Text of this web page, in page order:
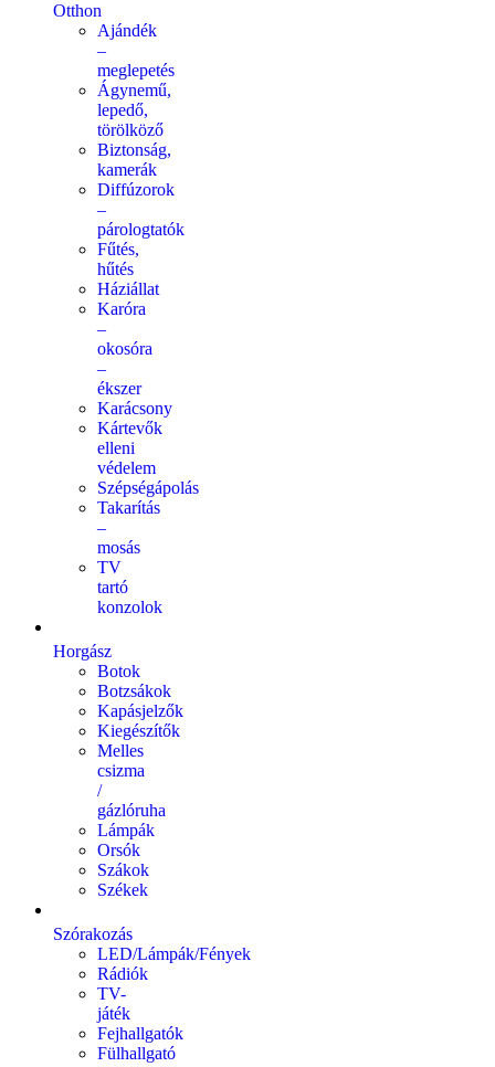
Otthon
Ajándék
–
meglepetés
Ágynemű,
lepedő,
törölköző
Biztonság,
kamerák
Diffúzorok
–
párologtatók
Fűtés,
hűtés
Háziállat
Karóra
–
okosóra
–
ékszer
Karácsony
Kártevők
elleni
védelem
Szépségápolás
Takarítás
–
mosás
TV
tartó
konzolok
Horgász
Botok
Botzsákok
Kapásjelzők
Kiegészítők
Melles
csizma
/
gázlóruha
Lámpák
Orsók
Szákok
Székek
Szórakozás
LED/Lámpák/Fények
Rádiók
TV-
játék
Fejhallgatók
Fülhallgató